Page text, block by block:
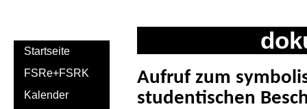
Aufruf zum
studentischen
Startseite
FSRe+FSRK
Kalender